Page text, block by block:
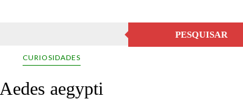
PESQUISAR
CURIOSIDADES
Aedes aegypti